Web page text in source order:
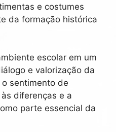
e costumes
da formação histórica
escolar em um
e valorização da
sentimento de
diferenças e a
parte essencial da